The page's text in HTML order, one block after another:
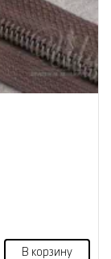
В корзину